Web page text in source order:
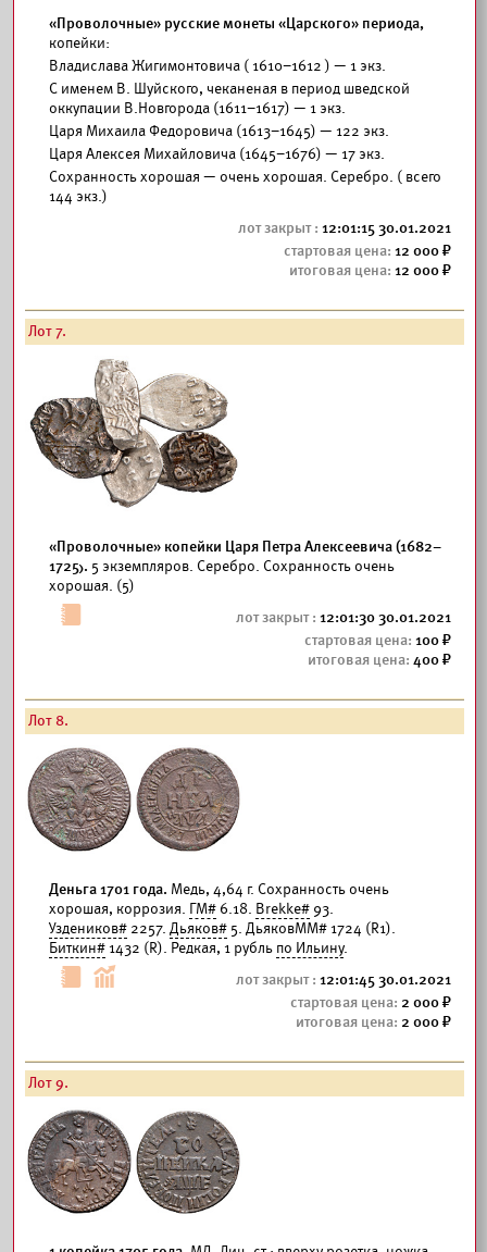
«Проволочные» русские монеты «Царского» периода,
копейки:
Владислава Жигимонтовича ( 1610–1612 ) — 1 экз.
С именем В. Шуйского, чеканеная в период шведской
оккупации В.Новгорода (1611–1617) — 1 экз.
Царя Михаила Федоровича (1613–1645) — 122 экз.
Царя Алексея Михайловича (1645–1676) — 17 экз.
Сохранность хорошая — очень хорошая. Серебро. ( всего
144 экз.)
12:01:15 30.01.2021
12 000
12 000
Лот 7.
«Проволочные» копейки Царя Петра Алексеевича (1682–
1725). 5 экземпляров. Серебро. Сохранность очень
хорошая. (5)
12:01:30 30.01.2021
100
400
Лот 8.
Деньга 1701 года. Медь, 4,64 г. Сохранность очень
хорошая, коррозия. ГМ# 6.18. Brekke# 93.
Уздеников# 2257. Дьяков# 5. ДьяковММ# 1724 (R1).
Биткин# 1432 (R). Редкая, 1 рубль по Ильину.
12:01:45 30.01.2021
2 000
2 000
Лот 9.